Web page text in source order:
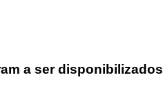
a ser disponibilizados